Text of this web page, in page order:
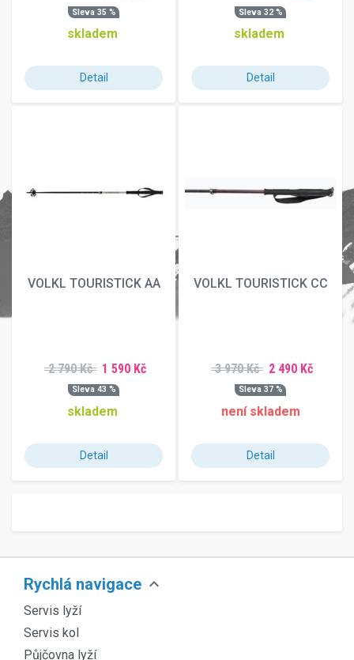
Sleva 35 %
skladem
Detail
Sleva 32 %
skladem
Detail
VOLKL TOURISTICK AA
2 790 Kč 1 590 Kč
Sleva 43 %
skladem
Detail
VOLKL TOURISTICK CC
3 970 Kč 2 490 Kč
Sleva 37 %
není skladem
Detail
Rychlá navigace expand_more
Servis lyží
Servis kol
Půjčovna lyží